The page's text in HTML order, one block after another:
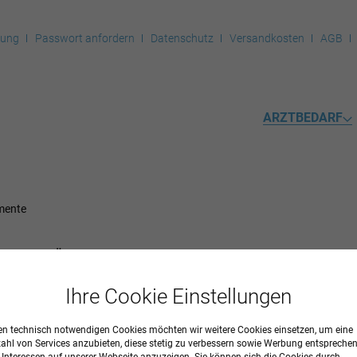
Passwort anfordern Datenschutz Versandkosten AGB
ARZTBEDARF
VERBÄNDE
Ihre Cookie Einstellungen
technisch notwendigen Cookies möchten wir weitere Cookies einsetzen, um eine
von Services anzubieten, diese stetig zu verbessern sowie Werbung